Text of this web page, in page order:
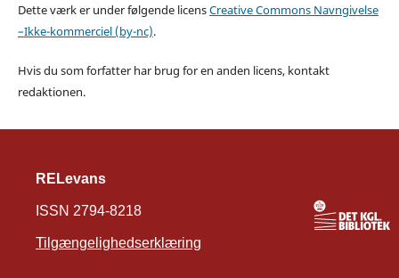
Dette værk er under følgende licensCreative Commons Navngivelse
–Ikke-kommerciel (by-nc).
Hvis du som forfatter har brug for en anden licens, kontakt
redaktionen.
RELevans
ISSN 2794-8218
Tilgængelighedserklæring